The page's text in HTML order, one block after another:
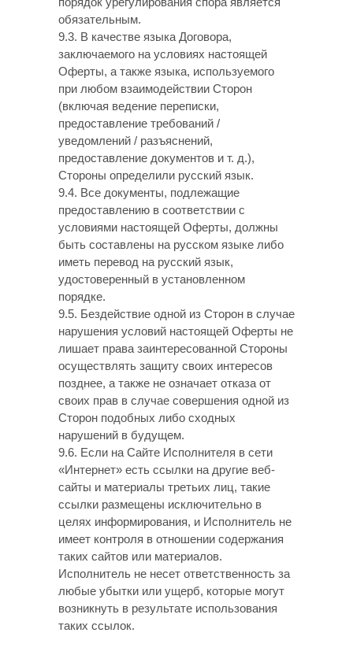
обязательным.
9.3. В качестве языка Договора,
заключаемого на условиях настоящей
Оферты, а также языка, используемого
при любом взаимодействии Сторон
(включая ведение переписки,
предоставление требований /
уведомлений / разъяснений,
предоставление документов и т. д.),
Стороны определили русский язык.
9.4. Все документы, подлежащие
предоставлению в соответствии с
условиями настоящей Оферты, должны
быть составлены на русском языке либо
иметь перевод на русский язык,
удостоверенный в установленном
порядке.
9.5. Бездействие одной из Сторон в случае
нарушения условий настоящей Оферты не
лишает права заинтересованной Стороны
осуществлять защиту своих интересов
позднее, а также не означает отказа от
своих прав в случае совершения одной из
Сторон подобных либо сходных
нарушений в будущем.
9.6. Если на Сайте Исполнителя в сети
«Интернет» есть ссылки на другие веб-
сайты и материалы третьих лиц, такие
ссылки размещены исключительно в
целях информирования, и Исполнитель не
имеет контроля в отношении содержания
таких сайтов или материалов.
Исполнитель не несет ответственность за
любые убытки или ущерб, которые могут
возникнуть в результате использования
таких ссылок.